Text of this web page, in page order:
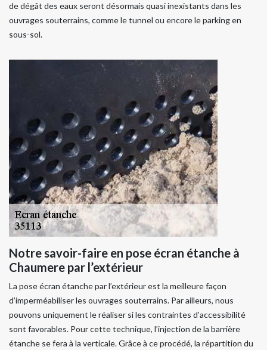
de dégât des eaux seront désormais quasi inexistants dans les
ouvrages souterrains, comme le tunnel ou encore le parking en
sous-sol.
Notre savoir-faire en pose écran étanche à
Chaumere par l’extérieur
La pose écran étanche par l’extérieur est la meilleure façon
d’imperméabiliser les ouvrages souterrains. Par ailleurs, nous
pouvons uniquement le réaliser si les contraintes d’accessibilité
sont favorables. Pour cette technique, l’injection de la barrière
étanche se fera à la verticale. Grâce à ce procédé, la répartition du